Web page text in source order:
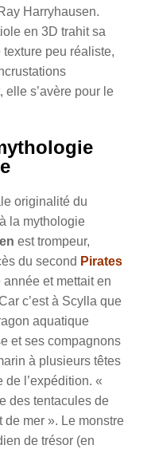
Harryhausen.
en 3D trahit sa
texture peu réaliste,
elle s’avère pour le
originalité du
la mythologie
est trompeur,
du second Pirates
et mettait en
c’est à Scylla que
aquatique
et ses compagnons
à plusieurs têtes
l’expédition. «
des tentacules de
de mer ». Le monstre
de trésor (en